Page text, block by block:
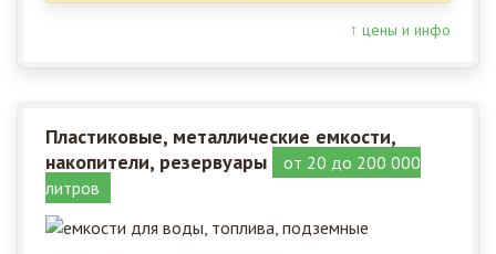
↑ цены и инфо
Пластиковые, металлические емкости,
накопители, резервуары
от 20 до 200 000
литров